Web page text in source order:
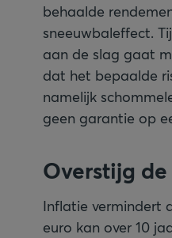
behaalde
sneeuwbaleffect.
aan de slag gaat
dat het bepaalde
namelijk
geen garantie op
Overstijg
Inflatie vermindert
euro kan over 10